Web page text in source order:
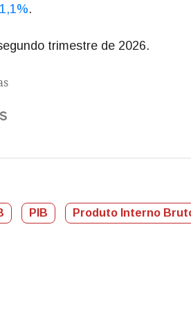
.
trimestre de 2026.
PIB Produto Interno